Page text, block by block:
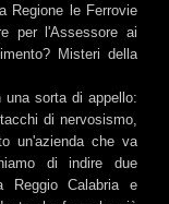
Regione le Ferrovie
per l'Assessore ai
Misteri della
sorta di appello:
di nervosismo,
un'azienda che va
di indire due
Reggio Calabria e